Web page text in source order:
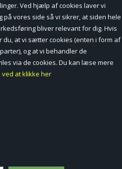
Ved hjælp af cookies laver vi
vores side så vi sikrer, at siden hele
bliver relevant for dig. Hvis
du, at vi sætter cookies (enten i form af
og at vi behandler de
via de cookies. Du kan læse mere
ved at klikke her